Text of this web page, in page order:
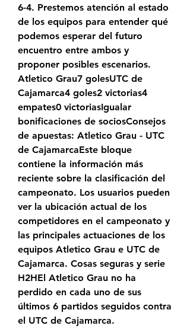
6-4. Prestemos atención al estado
de los equipos para entender qué
podemos esperar del futuro
encuentro entre ambos y
proponer posibles escenarios.
Atletico Grau7 golesUTC de
Cajamarca4 goles2 victorias4
empates0 victoriasIgualar
bonificaciones de sociosConsejos
de apuestas: Atletico Grau - UTC
de CajamarcaEste bloque
contiene la información más
reciente sobre la clasificación del
campeonato. Los usuarios pueden
ver la ubicación actual de los
competidores en el campeonato y
las principales actuaciones de los
equipos Atletico Grau e UTC de
Cajamarca. Cosas seguras y serie
H2HEl Atletico Grau no ha
perdido en cada uno de sus
últimos 6 partidos seguidos contra
el UTC de Cajamarca.